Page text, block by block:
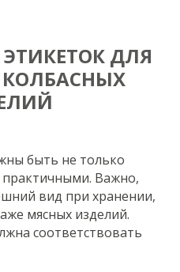
ДЛЯ
быть не только
Важно,
вид при хранении,
мясных изделий.
соответствовать